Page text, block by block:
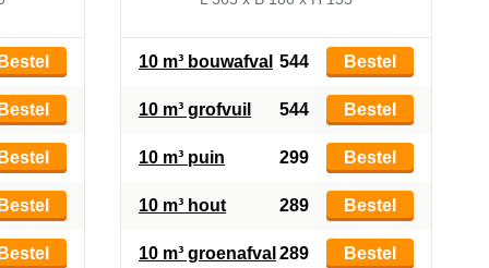
Bestel
Bestel
Bestel
Bestel
Bestel
10 m³ bouwafval 544 Bestel
10 m³ grofvuil 544 Bestel
10 m³ puin 299 Bestel
10 m³ hout 289 Bestel
10 m³ groenafval 289 Bestel